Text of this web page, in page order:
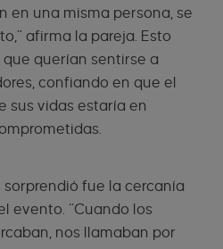
en una misma persona, se
afirma la pareja. Esto
querían sentirse a
confiando en que el
sus vidas estaría en
sorprendió fue la cercanía
evento. “Cuando los
nos llamaban por